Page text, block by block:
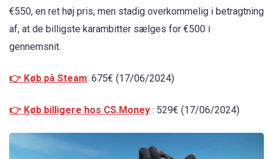
€550, en ret høj pris, men stadig overkommelig i betragtning
af, at de billigste karambitter sælges for €500 i
gennemsnit.
👉 Køb på Steam: 675€ (17/06/2024)
👉 Køb billigere hos CS.Money : 529€ (17/06/2024)